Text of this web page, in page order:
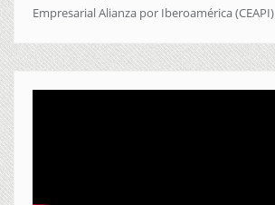
Empresarial Alianza por Iberoamérica (CEAPI)